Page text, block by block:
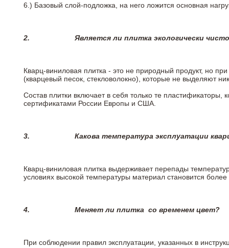
6.) Базовый слой-подложка, на него ложится основная
2. Является ли плитка экологически
Кварц-виниловая плитка - это не природный продукт, но
(кварцевый песок, стекловолокно), которые не выделяют
Состав плитки включает в себя только те
сертификатами России Европы и США.
3. Какова температура эксплуатации
Кварц-виниловая плитка выдерживает перепады
условиях высокой температуры материал становится
4. Меняет ли плитка со временем цвет?
При соблюдении правил эксплуатации, указанных в